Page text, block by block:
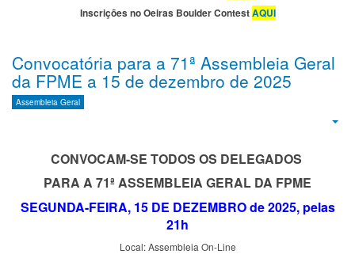
Inscrições no Oeiras Boulder ContestAQUI
Convocatória para a 71ª Assembleia Geral
da FPME a 15 de dezembro de 2025
Assembleia Geral
CONVOCAM-SE TODOS OS DELEGADOS
PARA A 71ª ASSEMBLEIA GERAL DA FPME
SEGUNDA-FEIRA, 15 DE DEZEMBRO de 2025, pelas
21h
Local: Assembleia On-Line